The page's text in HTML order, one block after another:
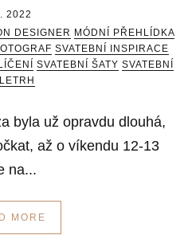
2022
DESIGNER MÓDNÍ PŘEHLÍDKA
SVATEBNÍ INSPIRACE
SVATEBNÍ ŠATY SVATEBNÍ
byla už opravdu dlouhá,
až o víkendu 12-13
na...
MORE